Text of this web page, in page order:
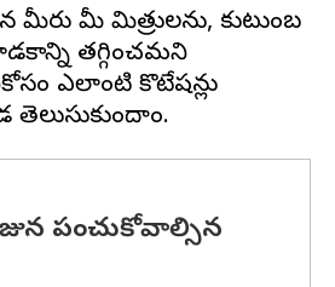
మీరు మీ మిత్రులను, కుటుంబ
తగ్గించమని
ఎలాంటి కొటేషన్లు
పంచుకోవాల్సిన